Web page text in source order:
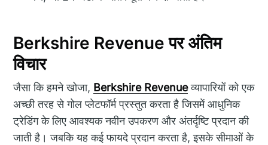
Berkshire Revenue पर अंतिम
विचार
जैसा कि हमने खोजा, Berkshire Revenueव्यापारियों को एक
अच्छी तरह से गोल प्लेटफॉर्म प्रस्तुत करता है जिसमें आधुनिक
ट्रेडिंग के लिए आवश्यक नवीन उपकरण और अंतर्दृष्टि प्रदान की
जाती है। जबकि यह कई फायदे प्रदान करता है, इसके सीमाओं के